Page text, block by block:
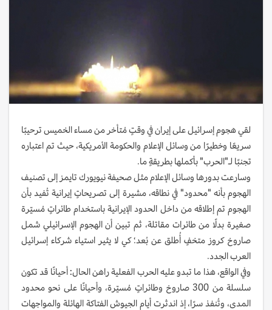
لقي هجوم إسرائيل على إيران في وقتٍ مُتأخر من مساء الخميس ترحيبًا
سريعًا وخطيرًا من وسائل الإعلام والحكومة الأمريكية، حيث تم اعتباره
تجنبًا لـ"الحرب" بأكملها بطريقةٍ ما.
وسارعت بدورها وسائل الإعلام مثل صحيفة نيويورك تايمز إلى تصنيف
الهجوم بأنه "محدود" في نطاقه، مشيرة إلى تصريحاتٍ إيرانية تُفيد بأن
الهجوم تم إطلاقه من داخل الحدود الإيرانية باستخدام طائراتٍ مُسيّرة
صغيرة بدلًا من طائرات مقاتلة، ثم تبين أن الهجوم الإسرائيلي شمل
صاروخ كروز متخفٍ أُطلق عن بُعد؛ كي لا يثير استياء شركاء إسرائيل
العرب الجدد.
وفي الواقع، هذا ما تبدو عليه الحرب الفعلية راهن الحال: أحيانًا قد تكون
سلسلة من 300 صاروخ وطائراتٍ مُسيّرة، وأحيانًا على نحو محدود
المدى، وتُنفذ سرًا، إذ اندثرت أيام الجيوش الفتاكة الهائلة والمواجهات